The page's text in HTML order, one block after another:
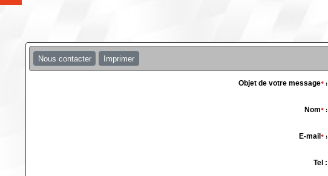
Nous contacter Imprimer
Objet de votre message*:
Nom*:
E-mail *:
Tel :